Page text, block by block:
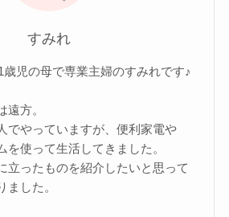
すみれ
児の母で専業主婦のすみれです♪
遠方。
でやっていますが、便利家電や
を使って生活してきました。
立ったものを紹介したいと思って
ました。